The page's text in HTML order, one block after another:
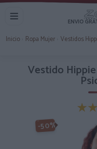
ENVIO
Inicio Ropa Mujer Vestidos
Vestido
-50%